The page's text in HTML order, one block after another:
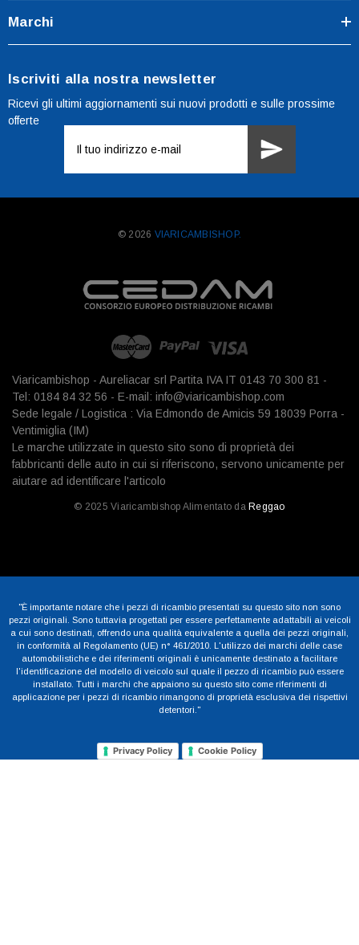
Marchi
Iscriviti alla nostra newsletter
Ricevi gli ultimi aggiornamenti sui nuovi prodotti e sulle prossime
offerte
mail
© 2026 VIARICAMBISHOP.
Viaricambishop - Aureliacar srl Partita IVA IT 0143 70 300 81 -
Tel: 0184 84 32 56 - E-mail: info@viaricambishop.com
Sede legale / Logistica : Via Edmondo de Amicis 59 18039 Porra -
Ventimiglia (IM)
Le marche utilizzate in questo sito sono di proprietà dei
fabbricanti delle auto in cui si riferiscono, servono unicamente per
aiutare ad identificare l'articolo
© 2025 Viaricambishop Alimentato da Reggao
"È importante notare che i pezzi di ricambio presentati su questo sito non sono
pezzi originali. Sono tuttavia progettati per essere perfettamente adattabili ai veicoli
a cui sono destinati, offrendo una qualità equivalente a quella dei pezzi originali,
in conformità al Regolamento (UE) n° 461/2010. L'utilizzo dei marchi delle case
automobilistiche e dei riferimenti originali è unicamente destinato a facilitare
l'identificazione del modello di veicolo sul quale il pezzo di ricambio può essere
installato. Tutti i marchi che appaiono su questo sito come riferimenti di
applicazione per i pezzi di ricambio rimangono di proprietà esclusiva dei rispettivi
detentori."
Privacy Policy Cookie Policy